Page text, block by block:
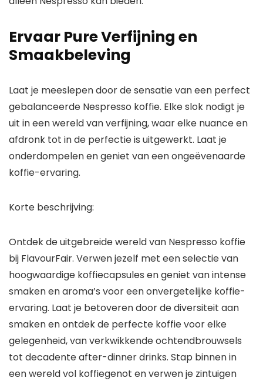
Ervaar Pure Verfijning en
Smaakbeleving
Laat je meeslepen door de sensatie van een perfect
gebalanceerde Nespresso koffie. Elke slok nodigt je
uit in een wereld van verfijning, waar elke nuance en
afdronk tot in de perfectie is uitgewerkt. Laat je
onderdompelen en geniet van een ongeëvenaarde
koffie-ervaring.
Korte beschrijving:
Ontdek de uitgebreide wereld van Nespresso koffie
bij FlavourFair. Verwen jezelf met een selectie van
hoogwaardige koffiecapsules en geniet van intense
smaken en aroma’s voor een onvergetelijke koffie-
ervaring. Laat je betoveren door de diversiteit aan
smaken en ontdek de perfecte koffie voor elke
gelegenheid, van verkwikkende ochtendbrouwsels
tot decadente after-dinner drinks. Stap binnen in
een wereld vol koffiegenot en verwen je zintuigen